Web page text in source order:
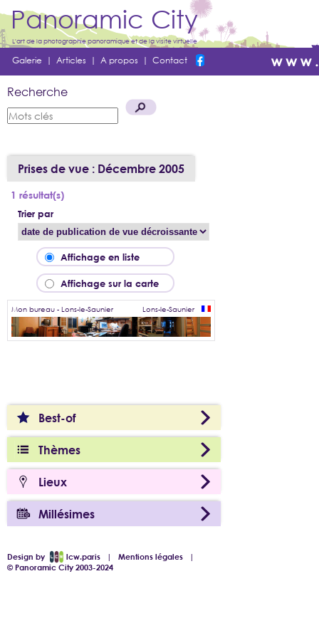
Panoramic City
L'art de la photographie panoramique et de la visite virtuelle
Galerie | Articles | A propos | Contact
Recherche
Best-of
Thèmes
Lieux
Millésimes
Prises de vue : Décembre 2005
1 résultat(s)
Trier par
Affichage en liste
Affichage sur la carte
Mon bureau - Lons-le-Saunier Lons-le-Saunier
Design by lcw.paris |Mentions légales |
© Panoramic City 2003-2024